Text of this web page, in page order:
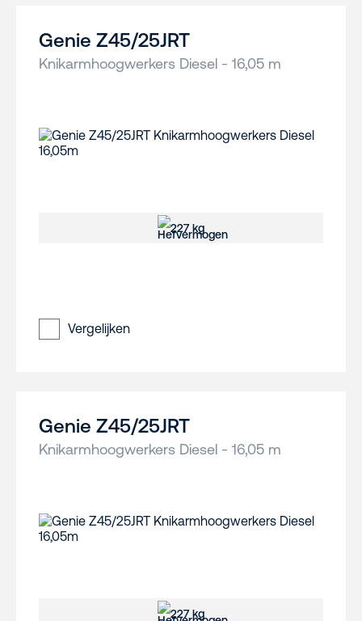
Genie Z45/25JRT
Knikarmhoogwerkers Diesel - 16,05 m
227 kg
Vergelijken
Genie Z45/25JRT
Knikarmhoogwerkers Diesel - 16,05 m
227 kg